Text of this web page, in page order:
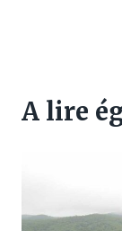
A lire